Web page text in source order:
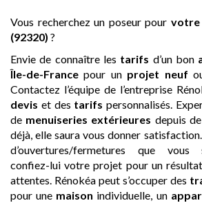
Vous recherchez un poseur pour
(92320) ?
Envie de connaître les tarifs d’un bon
Île-de-France pour un projet neuf
Contactez l’équipe de l’entreprise
devis et des tarifs personnalisés.
de menuiseries extérieures depuis
déjà, elle saura vous donner
d’ouvertures/fermetures que vous
confiez-lui votre projet pour un
attentes. Rénokéa peut s’occuper des
pour une maison individuelle, un